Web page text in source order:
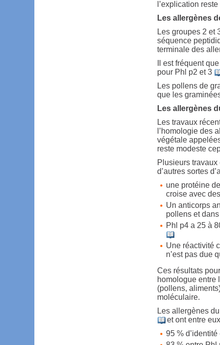
l’explication
Les allergènes
Les groupes 2 et
séquence
terminale des
Il est fréquent
pour Phl p2 et 3
Les pollens de
que les
Les allergènes
Les travaux
l’homologie des
végétale
reste modeste
Plusieurs
d’autres sortes
une protéine
croise avec
Un anticorps
pollens et
Phl p4 a 25 à
Une réactivité
n’est pas due
Ces résultats
homologue entre
(pollens,
moléculaire.
Les allergènes
et ont entre
95 %